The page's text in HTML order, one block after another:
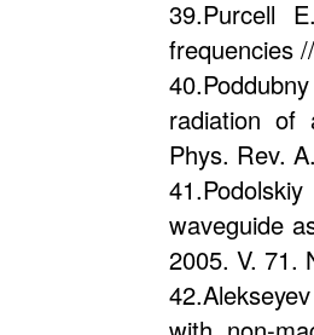
39.Purcell
frequencies
radiation of
Phys. Rev.
waveguide
2005. V. 71.